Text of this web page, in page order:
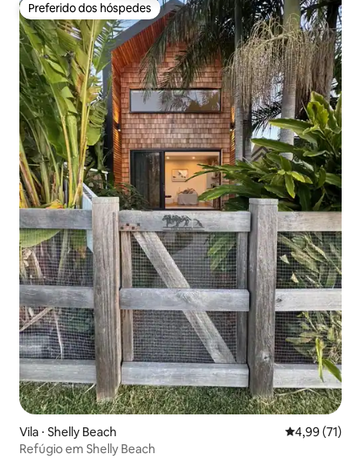
Preferido dos hóspedes
Preferido dos hóspedes
Vila ⋅ Shelly Beach 4,99 de uma
4,99 (71)
Refúgio em Shelly Beach